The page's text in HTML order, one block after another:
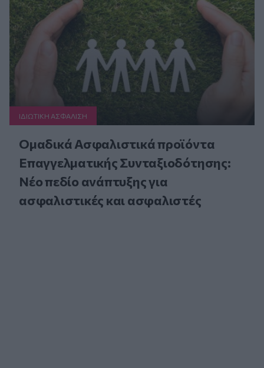
ΙΔΙΩΤΙΚΗ ΑΣΦAΛΙΣΗ
Ομαδικά Ασφαλιστικά προϊόντα
Επαγγελματικής Συνταξιοδότησης:
Νέο πεδίο ανάπτυξης για
ασφαλιστικές και ασφαλιστές